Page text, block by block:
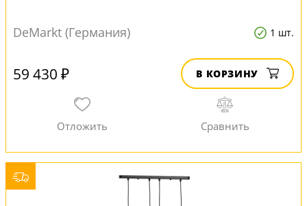
DeMarkt (Германия) 1 шт.
59 430 ₽ В КОРЗИНУ